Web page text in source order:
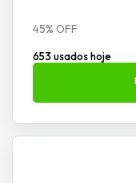
45% OFF
653 usados hoje